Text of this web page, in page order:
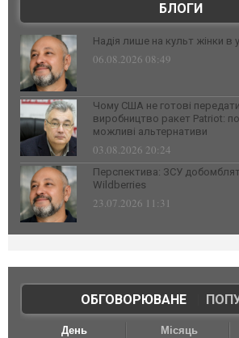
БЛОГИ
Надія лише на культ жінки в
06.08.2026 08:49
Чому США не готові передати
виробництво ракет Patriot:
можливі альтернативи
03.08.2026 20:24
Перспектива: ЗСУ
Wildberries
23.07.2026 11:31
ОБГОВОРЮВАНЕ|
День Місяць